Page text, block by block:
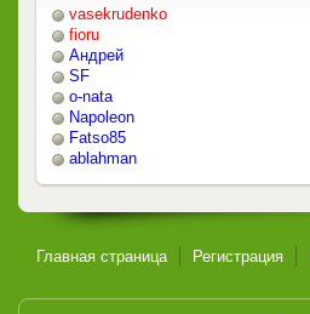
vasekrudenko
fioru
Андрей
SF
o-nata
Napoleon
Fatso85
ablahman
Главная страница Регистрация